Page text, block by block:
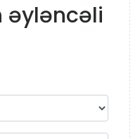
əyləncəli